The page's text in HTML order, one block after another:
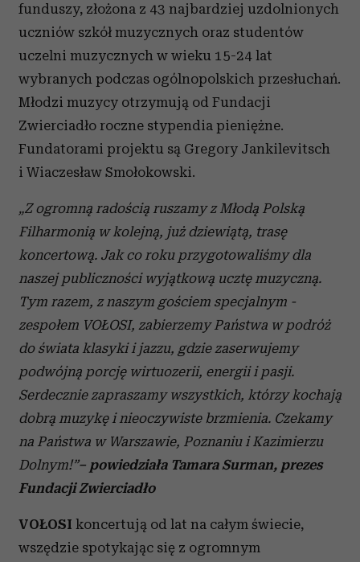
funduszy, złożona z 43 najbardziej uzdolnionych
uczniów szkół muzycznych oraz studentów
uczelni muzycznych w wieku 15-24 lat
wybranych podczas ogólnopolskich przesłuchań.
Młodzi muzycy otrzymują od Fundacji
Zwierciadło roczne stypendia pieniężne.
Fundatorami projektu są Gregory Jankilevitsch
i Wiaczesław Smołokowski.
„Z ogromną radością ruszamy z Młodą Polską
Filharmonią w kolejną, już dziewiątą, trasę
koncertową. Jak co roku przygotowaliśmy dla
naszej publiczności wyjątkową ucztę muzyczną.
Tym razem, z naszym gościem specjalnym -
zespołem VOŁOSI, zabierzemy Państwa w podróż
do świata klasyki i jazzu, gdzie zaserwujemy
podwójną porcję wirtuozerii, energii i pasji.
Serdecznie zapraszamy wszystkich, którzy kochają
dobrą muzykę i nieoczywiste brzmienia. Czekamy
na Państwa w Warszawie, Poznaniu i Kazimierzu
Dolnym!”– powiedziała Tamara Surman, prezes
Fundacji Zwierciadło
VOŁOSI koncertują od lat na całym świecie,
wszędzie spotykając się z ogromnym